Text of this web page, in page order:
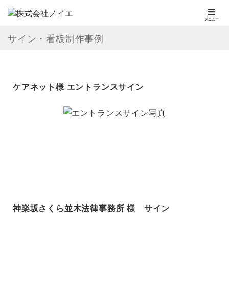
メニュー
サイン・看板制作事例
ケアネット様 エントランスサイン
神楽坂さくら並木法律事務所 様 サイン